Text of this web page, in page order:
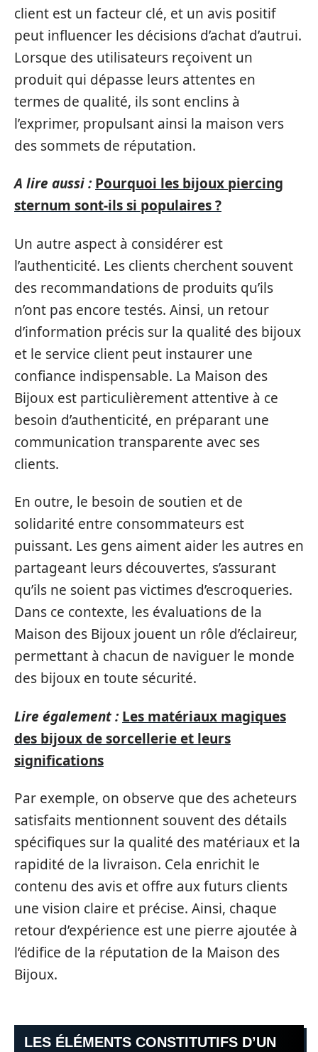
client est un facteur clé, et un avis positif
peut influencer les décisions d’achat d’autrui.
Lorsque des utilisateurs reçoivent un
produit qui dépasse leurs attentes en
termes de qualité, ils sont enclins à
l’exprimer, propulsant ainsi la maison vers
des sommets de réputation.
A lire aussi : Pourquoi les bijoux piercing
sternum sont-ils si populaires ?
Un autre aspect à considérer est
l’authenticité. Les clients cherchent souvent
des recommandations de produits qu’ils
n’ont pas encore testés. Ainsi, un retour
d’information précis sur la qualité des bijoux
et le service client peut instaurer une
confiance indispensable. La Maison des
Bijoux est particulièrement attentive à ce
besoin d’authenticité, en préparant une
communication transparente avec ses
clients.
En outre, le besoin de soutien et de
solidarité entre consommateurs est
puissant. Les gens aiment aider les autres en
partageant leurs découvertes, s’assurant
qu’ils ne soient pas victimes d’escroqueries.
Dans ce contexte, les évaluations de la
Maison des Bijoux jouent un rôle d’éclaireur,
permettant à chacun de naviguer le monde
des bijoux en toute sécurité.
Lire également : Les matériaux magiques
des bijoux de sorcellerie et leurs
significations
Par exemple, on observe que des acheteurs
satisfaits mentionnent souvent des détails
spécifiques sur la qualité des matériaux et la
rapidité de la livraison. Cela enrichit le
contenu des avis et offre aux futurs clients
une vision claire et précise. Ainsi, chaque
retour d’expérience est une pierre ajoutée à
l’édifice de la réputation de la Maison des
Bijoux.
LES ÉLÉMENTS CONSTITUTIFS D’UN